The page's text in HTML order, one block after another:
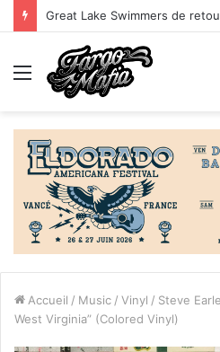
Great Lake Swimmers de
Menu
Accueil / Music / Vinyl / Steve
West Virginia” (Colored Vinyl)